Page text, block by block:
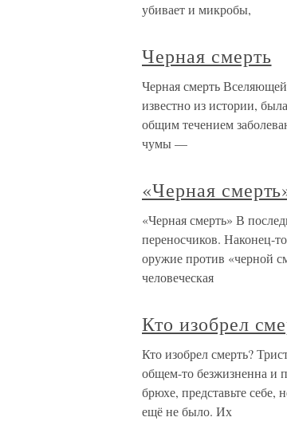
убивает и микробы,
Черная смерть
Черная смерть
известно из истории,
общим течением
чумы —
«Черная
«Черная смерть» В
переносчиков. Наконец-
оружие против «черной
человеческая
Кто изобрел
Кто изобрел смерть?
общем-то безжизненна и
брюхе, представьте себе,
ещё не было. Их